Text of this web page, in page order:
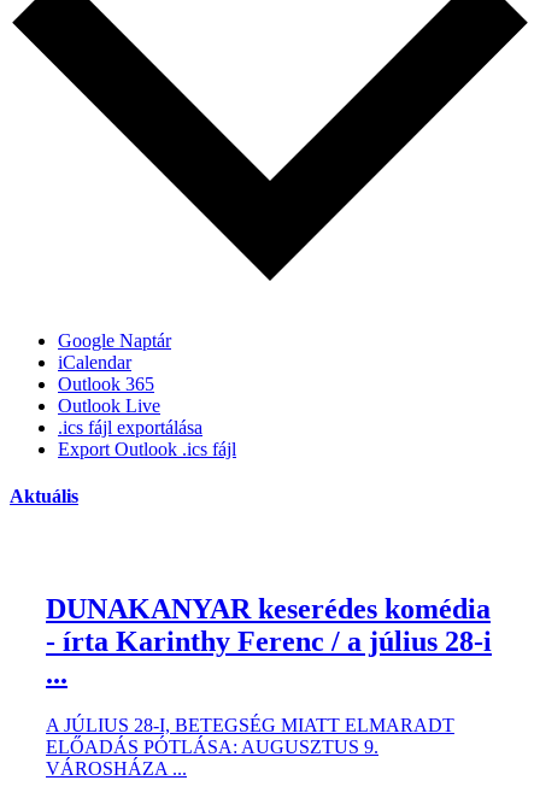
Google Naptár
iCalendar
Outlook 365
Outlook Live
.ics fájl exportálása
Export Outlook .ics fájl
Aktuális
DUNAKANYAR keserédes komédia
- írta Karinthy Ferenc / a július 28-i
...
A JÚLIUS 28-I, BETEGSÉG MIATT ELMARADT
ELŐADÁS PÓTLÁSA: AUGUSZTUS 9.
VÁROSHÁZA ...